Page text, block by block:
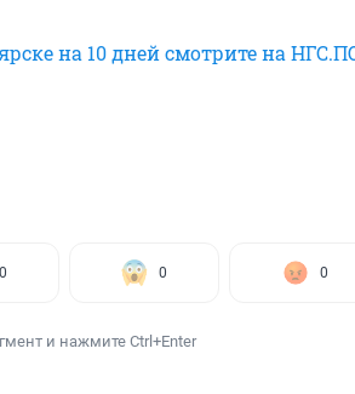
на 10 дней смотрите на
0 0 0
и нажмите Ctrl+Enter